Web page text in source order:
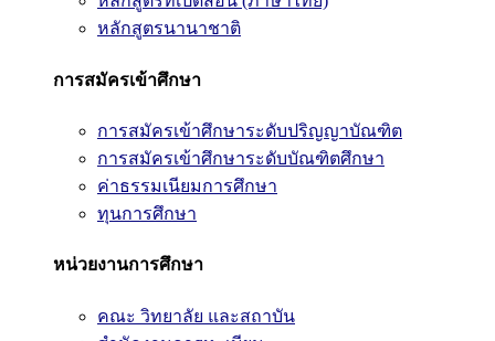
หลักสูตรนานาชาติ
การสมัครเข้าศึกษา
การสมัครเข้าศึกษาระดับปริญญาบัณฑิต
การสมัครเข้าศึกษาระดับบัณฑิตศึกษา
ค่าธรรมเนียมการศึกษา
ทุนการศึกษา
หน่วยงานการศึกษา
คณะ วิทยาลัย และสถาบัน